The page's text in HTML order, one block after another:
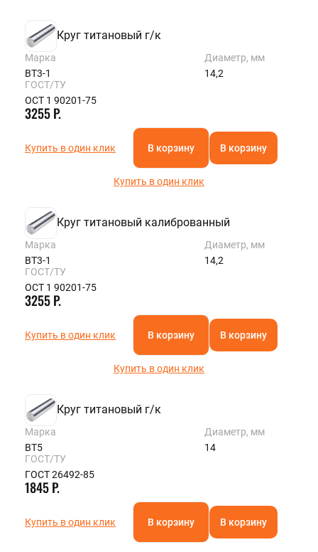
Круг титановый г/к
Марка
ВТ3-1
Диаметр, мм
14,2
ГОСТ/ТУ
ОСТ 1 90201-75
3255 Р.
Купить в один клик В корзину В корзину
Купить в один клик
Круг титановый калиброванный
Марка
ВТ3-1
Диаметр, мм
14,2
ГОСТ/ТУ
ОСТ 1 90201-75
3255 Р.
Купить в один клик В корзину В корзину
Купить в один клик
Круг титановый г/к
Марка
ВТ5
Диаметр, мм
14
ГОСТ/ТУ
ГОСТ 26492-85
1845 Р.
Купить в один клик В корзину В корзину